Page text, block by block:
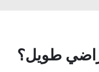
طويل؟